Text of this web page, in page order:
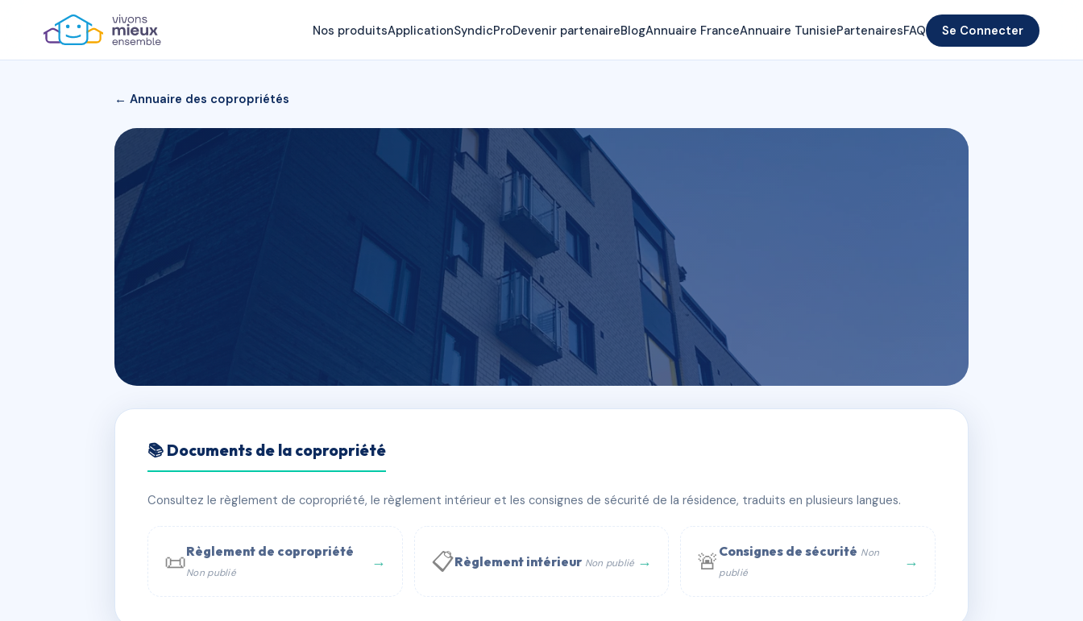
Nos produitsApplicationSyndicProDevenir partenaireBlogAnnuaire FranceAnnuaire TunisiePartenairesFAQ Se Connecter
← Annuaire des copropriétés
LES JARDINS DE CEUZE
📍 rte de ceuze, 05400 Manteyer
📞 Contacter Syndic Digital 💬 WhatsApp
📚 Documents de la copropriété
Consultez le règlement de copropriété, le règlement intérieur et les consignes de sécurité de la résidence, traduits en plusieurs langues.
📜Règlement de copropriété
Non publié
→ 📋Règlement intérieur Non publié → 🚨 Consignes de sécurité Non
publié
→